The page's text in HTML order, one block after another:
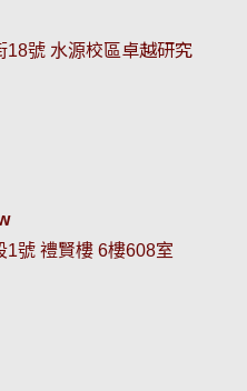
18號 水源校區卓越研究
1號 禮賢樓 6樓608室